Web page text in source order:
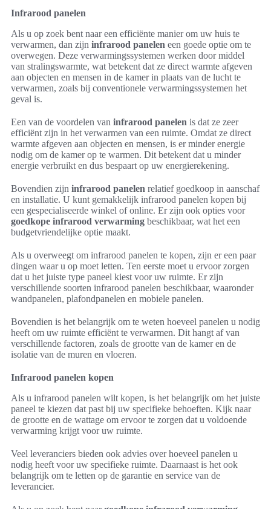
Infrarood panelen
Als u op zoek bent naar een efficiënte manier om uw huis te
verwarmen, dan zijn infrarood panelen een goede optie om te
overwegen. Deze verwarmingssystemen werken door middel
van stralingswarmte, wat betekent dat ze direct warmte afgeven
aan objecten en mensen in de kamer in plaats van de lucht te
verwarmen, zoals bij conventionele verwarmingssystemen het
geval is.
Een van de voordelen van infrarood panelen is dat ze zeer
efficiënt zijn in het verwarmen van een ruimte. Omdat ze direct
warmte afgeven aan objecten en mensen, is er minder energie
nodig om de kamer op te warmen. Dit betekent dat u minder
energie verbruikt en dus bespaart op uw energierekening.
Bovendien zijn infrarood panelen relatief goedkoop in aanschaf
en installatie. U kunt gemakkelijk infrarood panelen kopen bij
een gespecialiseerde winkel of online. Er zijn ook opties voor
goedkope infrarood verwarming beschikbaar, wat het een
budgetvriendelijke optie maakt.
Als u overweegt om infrarood panelen te kopen, zijn er een paar
dingen waar u op moet letten. Ten eerste moet u ervoor zorgen
dat u het juiste type paneel kiest voor uw ruimte. Er zijn
verschillende soorten infrarood panelen beschikbaar, waaronder
wandpanelen, plafondpanelen en mobiele panelen.
Bovendien is het belangrijk om te weten hoeveel panelen u nodig
heeft om uw ruimte efficiënt te verwarmen. Dit hangt af van
verschillende factoren, zoals de grootte van de kamer en de
isolatie van de muren en vloeren.
Infrarood panelen kopen
Als u infrarood panelen wilt kopen, is het belangrijk om het juiste
paneel te kiezen dat past bij uw specifieke behoeften. Kijk naar
de grootte en de wattage om ervoor te zorgen dat u voldoende
verwarming krijgt voor uw ruimte.
Veel leveranciers bieden ook advies over hoeveel panelen u
nodig heeft voor uw specifieke ruimte. Daarnaast is het ook
belangrijk om te letten op de garantie en service van de
leverancier.